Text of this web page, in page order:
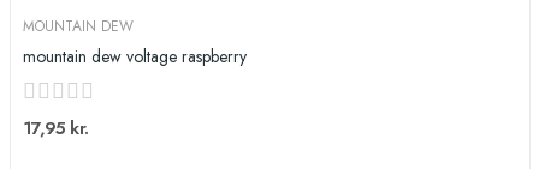
MOUNTAIN DEW
mountain dew voltage raspberry
17,95 kr.